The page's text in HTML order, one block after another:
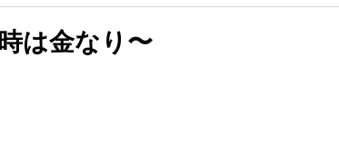
は金なり〜